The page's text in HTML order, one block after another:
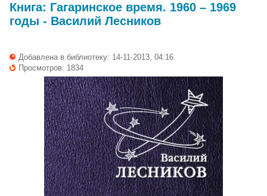
Книга: Гагаринское время. 1960 – 1969
годы - Василий Лесников
Добавлена в библиотеку: 14-11-2013, 04:16
Просмотров: 1834